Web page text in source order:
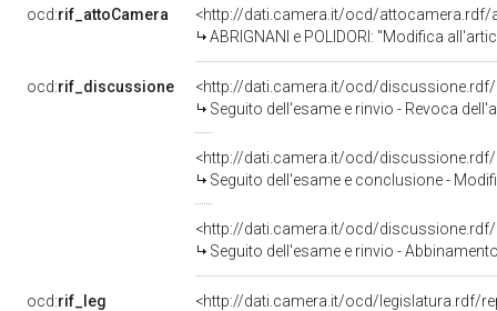
ocd:rif_attoCamera
<http://dati.camera.it/ocd/attocamera.rdf/
ABRIGNANI e POLIDORI: "Modifica all'articolo 31 del decreto-legge 6 dicembre
ocd:rif_discussione
<http://dati.camera.it/ocd/discussione.rdf/
Seguito dell'esame e rinvio - Revoca
<http://dati.camera.it/ocd/discussione.rdf/
Seguito dell'esame e conclusione - Modifica all'articolo 3 del decreto-legge 4 luglio
<http://dati.camera.it/ocd/discussione.rdf/
Seguito dell'esame e rinvio - Abbinamento delle proposte di legge C. 947, C. 1042 e C. 1279 - Modifica
ocd:rif_leg
<http://dati.camera.it/ocd/legislatura.rdf/